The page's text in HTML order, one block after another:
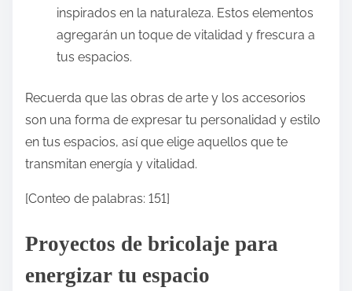
inspirados en la naturaleza. Estos elementos
agregarán un toque de vitalidad y frescura a
tus espacios.
Recuerda que las obras de arte y los accesorios
son una forma de expresar tu personalidad y estilo
en tus espacios, así que elige aquellos que te
transmitan energía y vitalidad.
[Conteo de palabras: 151]
Proyectos de bricolaje para
energizar tu espacio